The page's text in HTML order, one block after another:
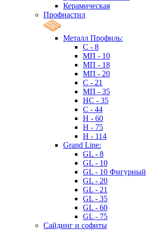
Керамическая
Профнастил
Металл Профиль:
C - 8
МП - 10
МП - 18
МП - 20
C - 21
МП - 35
HC - 35
C - 44
H - 60
H - 75
H - 114
Grand Line:
GL - 8
GL - 10
GL - 10 Фигурный
GL - 20
GL - 21
GL - 35
GL - 60
GL - 75
Сайдинг и софиты